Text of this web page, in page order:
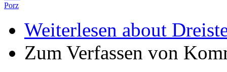
Porz
Weiterlesen about
Zum Verfassen von